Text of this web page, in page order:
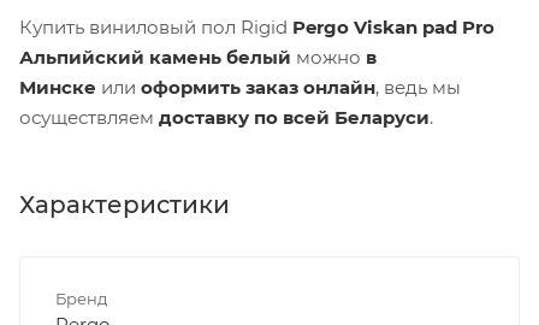
Купить виниловый пол Rigid Pergo Viskan pad Pro
Альпийский камень белый можно в
Минске или оформить заказ онлайн, ведь мы
осуществляем доставку по всей Беларуси.
Характеристики
Бренд